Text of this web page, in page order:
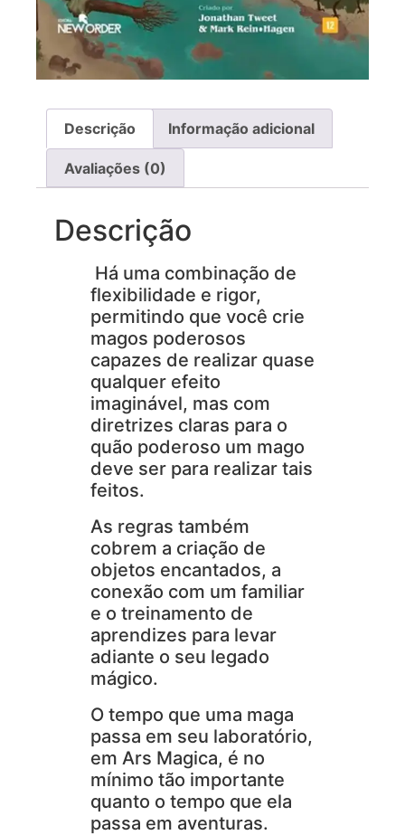
Descrição Informação adicional
Avaliações (0)
Descrição
Há uma combinação de
flexibilidade e rigor,
permitindo que você crie
magos poderosos
capazes de realizar quase
qualquer efeito
imaginável, mas com
diretrizes claras para o
quão poderoso um mago
deve ser para realizar tais
feitos.
As regras também
cobrem a criação de
objetos encantados, a
conexão com um familiar
e o treinamento de
aprendizes para levar
adiante o seu legado
mágico.
O tempo que uma maga
passa em seu laboratório,
em Ars Magica, é no
mínimo tão importante
quanto o tempo que ela
passa em aventuras.